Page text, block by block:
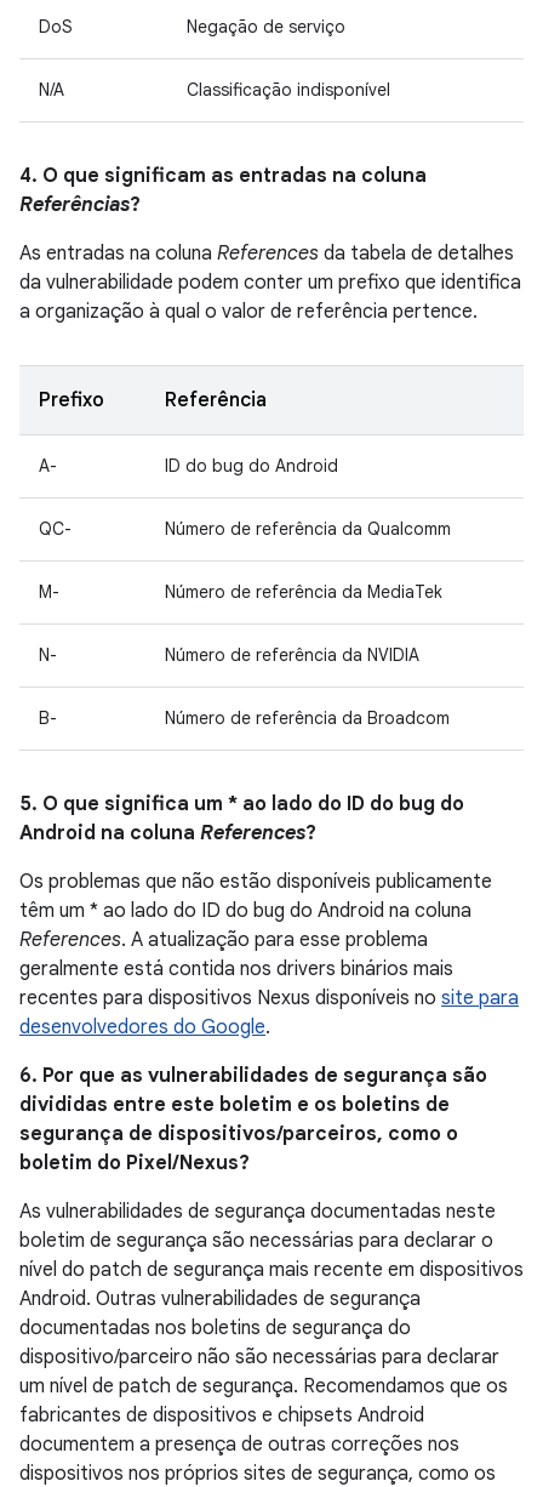
DoS Negação de serviço
N/A Classificação indisponível
4. O que significam as entradas na coluna
Referências?
As entradas na coluna References da tabela de detalhes
da vulnerabilidade podem conter um prefixo que identifica
a organização à qual o valor de referência pertence.
Prefixo Referência
A- ID do bug do Android
QC- Número de referência da Qualcomm
M- Número de referência da MediaTek
N- Número de referência da NVIDIA
B- Número de referência da Broadcom
5. O que significa um * ao lado do ID do bug do
Android na coluna References?
Os problemas que não estão disponíveis publicamente
têm um * ao lado do ID do bug do Android na coluna
References. A atualização para esse problema
geralmente está contida nos drivers binários mais
recentes para dispositivos Nexus disponíveis no site para
desenvolvedores do Google.
6. Por que as vulnerabilidades de segurança são
divididas entre este boletim e os boletins de
segurança de dispositivos/parceiros, como o
boletim do Pixel/Nexus?
As vulnerabilidades de segurança documentadas neste
boletim de segurança são necessárias para declarar o
nível do patch de segurança mais recente em dispositivos
Android. Outras vulnerabilidades de segurança
documentadas nos boletins de segurança do
dispositivo/parceiro não são necessárias para declarar
um nível de patch de segurança. Recomendamos que os
fabricantes de dispositivos e chipsets Android
documentem a presença de outras correções nos
dispositivos nos próprios sites de segurança, como os